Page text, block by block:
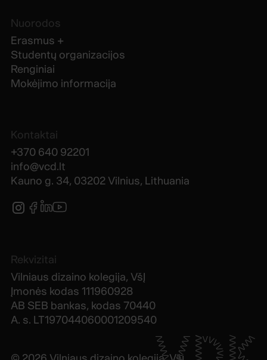
Nuorodos
Erasmus +
Studentų organizacijos
Renginiai
Mokėjimo informacija
Kontaktai
+370 640 92201
info@vcd.lt
Kauno g. 34, 03202 Vilnius, Lithuania
Rekvizitai
Vilniaus dizaino kolegija, VšĮ
Įmonės kodas 111960928
AB SEB bankas, kodas 70440
A. s. LT197044060001209540